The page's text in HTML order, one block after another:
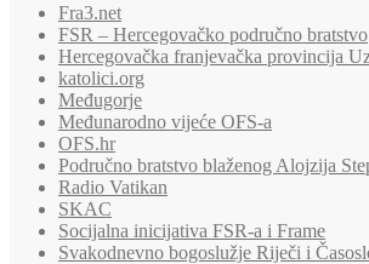
Fra3.net
FSR – Hercegovačko područno bratstvo
Hercegovačka franjevačka provincija
katolici.org
Međugorje
Međunarodno vijeće OFS-a
OFS.hr
Područno bratstvo blaženog Alojzija
Radio Vatikan
SKAC
Socijalna inicijativa FSR-a i Frame
Svakodnevno bogoslužje Riječi i